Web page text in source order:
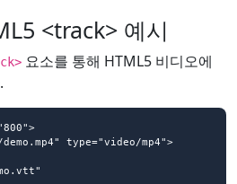
<track> 예시
요소를 통해 HTML5 비디오에